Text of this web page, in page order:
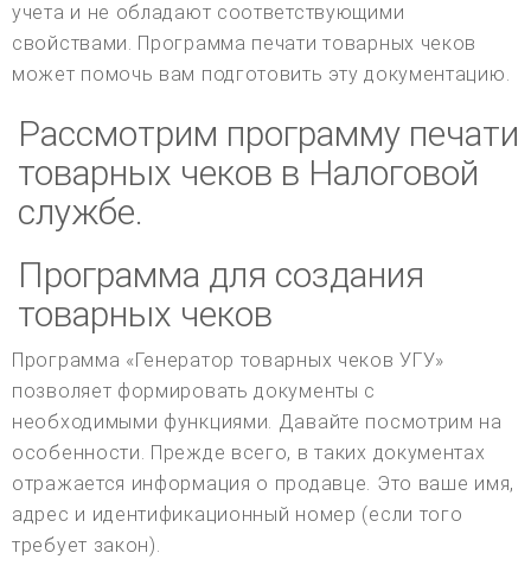
учета и не обладают соответствующими
свойствами. Программа печати товарных чеков
может помочь вам подготовить эту документацию.
Рассмотрим программу печати
товарных чеков в Налоговой
службе.
Программа для создания
товарных чеков
Программа «Генератор товарных чеков УГУ»
позволяет формировать документы с
необходимыми функциями. Давайте посмотрим на
особенности. Прежде всего, в таких документах
отражается информация о продавце. Это ваше имя,
адрес и идентификационный номер (если того
требует закон).